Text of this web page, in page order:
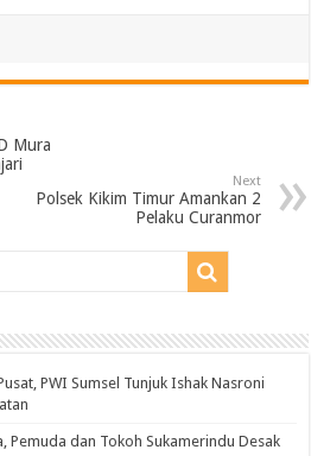
Mura
Next
Polsek Kikim Timur Amankan 2
Pelaku Curanmor
PWI Sumsel Tunjuk Ishak Nasroni
Pemuda dan Tokoh Sukamerindu Desak